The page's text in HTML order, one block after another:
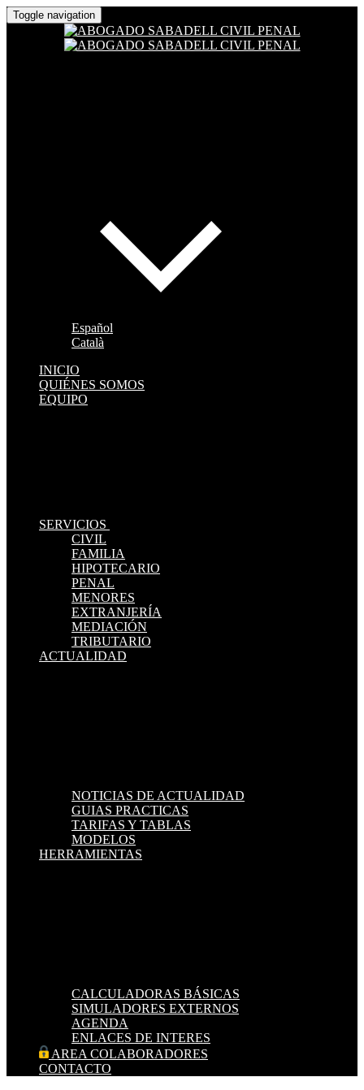
Toggle navigation
Español
Català
INICIO
QUIÉNES SOMOS
EQUIPO
SERVICIOS
CIVIL
FAMILIA
HIPOTECARIO
PENAL
MENORES
EXTRANJERÍA
MEDIACIÓN
TRIBUTARIO
ACTUALIDAD
NOTICIAS DE ACTUALIDAD
GUIAS PRACTICAS
TARIFAS Y TABLAS
MODELOS
HERRAMIENTAS
CALCULADORAS BÁSICAS
SIMULADORES EXTERNOS
AGENDA
ENLACES DE INTERES
AREA COLABORADORES
CONTACTO